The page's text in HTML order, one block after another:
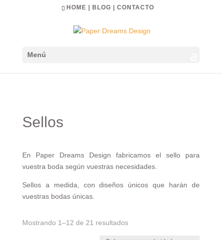
HOME BLOG CONTACTO
Menú
Sellos
En Paper Dreams Design fabricamos el sello para
vuestra boda según vuestras necesidades.
Sellos a medida, con diseños únicos que harán de
vuestras bodas únicas.
Mostrando 1–12 de 21 resultadosOrdenado